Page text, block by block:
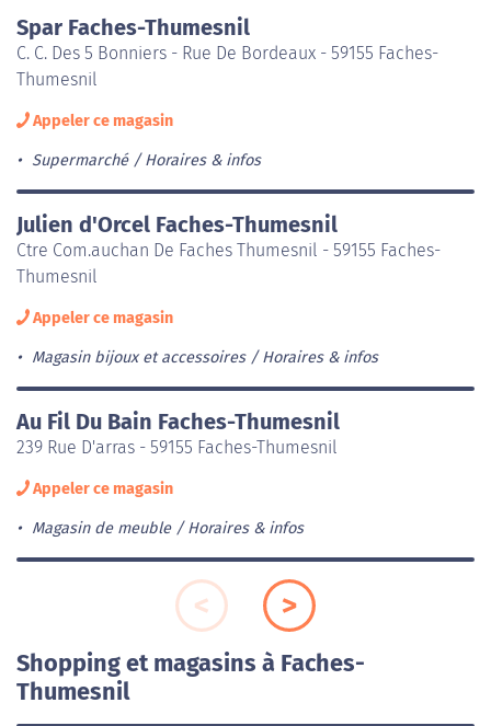
Spar Faches-Thumesnil
C. C. Des 5 Bonniers - Rue De Bordeaux - 59155 Faches-
Thumesnil
Appeler ce magasin
Supermarché Horaires & infos
Julien d'Orcel Faches-Thumesnil
Ctre Com.auchan De Faches Thumesnil - 59155 Faches-
Thumesnil
Appeler ce magasin
Magasin bijoux et accessoires Horaires & infos
Au Fil Du Bain Faches-Thumesnil
239 Rue D'arras - 59155 Faches-Thumesnil
Appeler ce magasin
Magasin de meuble Horaires & infos
Shopping et magasins à Faches-
Thumesnil